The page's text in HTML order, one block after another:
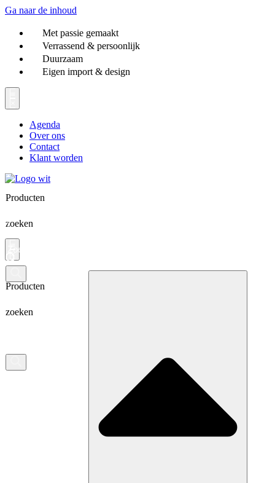
Ga naar de inhoud
Met passie gemaakt
Verrassend & persoonlijk
Duurzaam
Eigen import & design
Agenda
Over ons
Contact
Klant worden
Producten
zoeken
Producten
zoeken